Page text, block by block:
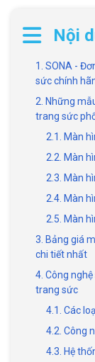
Nội
1. SONA -
sức chính
2. Những
trang sức
2.1. Màn
2.2. Màn
2.3. Màn
2.4. Màn
2.5. Màn
3. Bảng giá
chi tiết nhất
4. Công
trang sức
4.1. Các
4.2. Công
4.3. Hệ